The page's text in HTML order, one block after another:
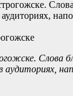
Слова
аудиториях,